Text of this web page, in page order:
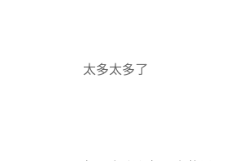
太多太多了